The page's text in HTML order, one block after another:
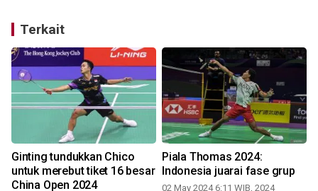
Terkait
Ginting tundukkan Chico
untuk merebut tiket 16 besar
China Open 2024
Piala Thomas 2024:
Indonesia juarai fase grup
02 May 2024 6:11 WIB, 2024